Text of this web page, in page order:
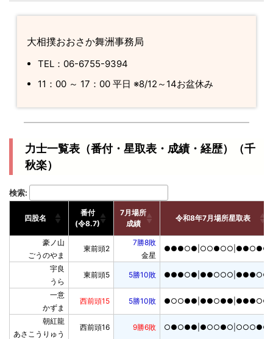
大相撲おおさか舞洲事務局
TEL：06-6755-9394
11：00 ～ 17：00 平日 ※8/12～14お盆休み
力士一覧表（番付・星取表・成績・経歴）（千
秋楽）
検索:
四股名
番付
(令8.7)
7月場所
成績
令和8年7月場所星取表
四股名
(令8.7)
7月場所
豪ノ山
ごうのやま
東前頭2
7勝8敗
金星
●●●○●|○○●○○|●●○●○
宇良
うら
東前頭5 5勝10敗 ●●●○●|●●○○○|●●●○●
一意
かずま
西前頭15 5勝10敗 ●○○●●|●●○●●|●●●○○
朝紅龍
あさこうりゅう
西前頭16 9勝6敗 ○●○●●|●○○●○|○○○●○